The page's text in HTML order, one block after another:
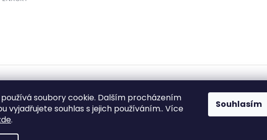
soubory cookie. Dalším procházením
vyjadřujete souhlas s jejich používáním.. Více
.
Souhlasím
prodávající povinen vystavit kupujícímu účtenku. Zároveň je povinen zaevidovat